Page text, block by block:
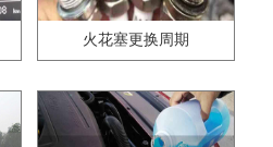
火花塞更换周期